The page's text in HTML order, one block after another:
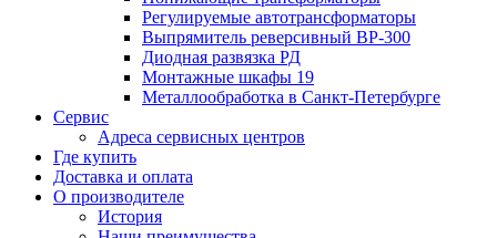
Регулируемые автотрансформаторы
Выпрямитель реверсивный ВР-300
Диодная развязка РД
Монтажные шкафы 19
Металлообработка в Санкт-Петербурге
Сервис
Адреса сервисных центров
Где купить
Доставка и оплата
О производителе
История